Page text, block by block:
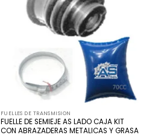
FUELLES DE TRANSMISION
FUELLE DE SEMIEJE AS LADO CAJA KIT
CON ABRAZADERAS METALICAS Y GRASA